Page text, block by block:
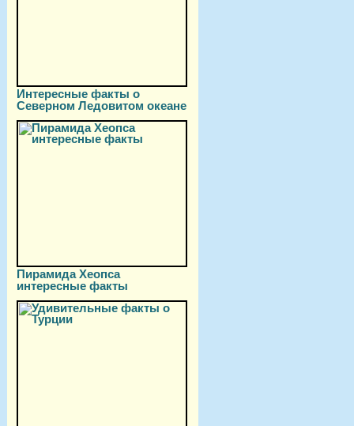
Интересные факты о
Северном Ледовитом океане
Пирамида Хеопса
интересные факты